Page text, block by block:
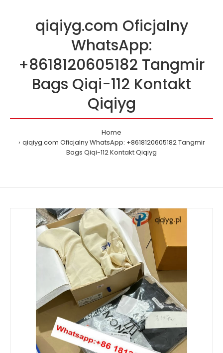
qiqiyg.com Oficjalny
WhatsApp:
+8618120605182 Tangmir
Bags Qiqi-112 Kontakt
Qiqiyg
Home
qiqiyg.com Oficjalny WhatsApp: +8618120605182 Tangmir
Bags Qiqi-112 Kontakt Qiqiyg